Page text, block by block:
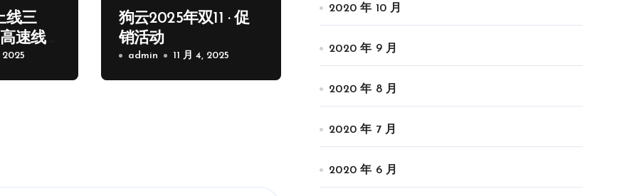
线三
速线
2025
狗云2025年双11 · 促
销活动
admin 11 月 4, 2025
2020 年 10 月
2020 年 9 月
2020 年 8 月
2020 年 7 月
2020 年 6 月